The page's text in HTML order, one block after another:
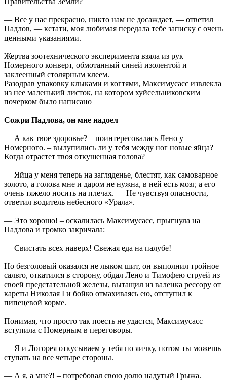
— Все у нас прекрасно, никто нам не досаждает, — ответил
Падлов, — кстати, моя любимая передала тебе записку с очень
ценными указаниями.
Жертва зоотехнического эксперимента взяла из рук
Номерного конверт, обмотанный синей изолентой и
заклеенный столярным клеем.
Разодрав упаковку клыками и когтями, Максимусасс извлекла
из нее маленький листок, на котором хуйсельниковским
почерком было написано
Сожри Падлова, он мне надоел
— А как твое здоровье? – поинтересовалась Лено у
Номерного. – вылупились ли у тебя между ног новые яйца?
Когда отрастет твоя откушенная голова?
— Яйца у меня теперь на загляденье, блестят, как самоварное
золото, а голова мне и даром не нужна, в ней есть мозг, а его
очень тяжело носить на плечах. — Не чувствуя опасности,
ответил водитель небесного «Урала».
— Это хорошо! – оскалилась Максимусасс, прыгнула на
Падлова и громко закричала:
— Свистать всех наверх! Свежая еда на палубе!
Но безголовый оказался не лыком шит, он выполнил тройное
сальто, откатился в сторону, обдал Лено и Тимофею струей из
своей предстательной железы, вытащил из валенка рессору от
кареты Николая I и бойко отмахиваясь ею, отступил к
пипецевой корме.
Понимая, что просто так поесть не удастся, Максимусасс
вступила с Номерным в переговоры.
— Я и Логорея откусываем у тебя по яичку, потом ты можешь
ступать на все четыре стороны.
— А я, а мне?! – потребовал свою долю надутый Грыжа.